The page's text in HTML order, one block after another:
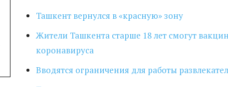
Ташкент вернулся в «красную» зону
Жители Ташкента старше 18 лет смогут
коронавируса
Вводятся ограничения для работы